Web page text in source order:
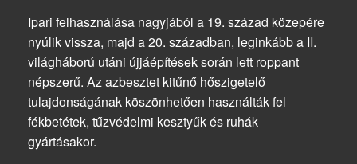
Ipari felhasználása nagyjából a 19. század közepére
nyúlik vissza, majd a 20. században, leginkább a II.
világháború utáni újjáépítések során lett roppant
népszerű. Az azbesztet kitűnő hőszigetelő
tulajdonságának köszönhetően használták fel
fékbetétek, tűzvédelmi kesztyűk és ruhák
gyártásakor.